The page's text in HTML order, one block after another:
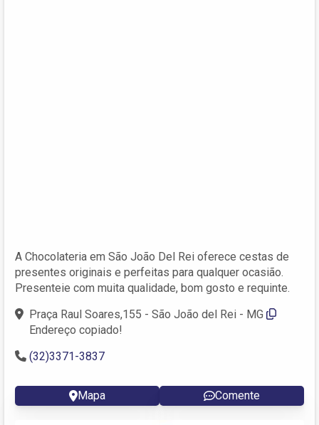
A Chocolateria em São João Del Rei oferece cestas de
presentes originais e perfeitas para qualquer ocasião.
Presenteie com muita qualidade, bom gosto e requinte.
Praça Raul Soares,155 - São João del Rei - MG
Endereço copiado!
(32)3371-3837
Mapa Comente